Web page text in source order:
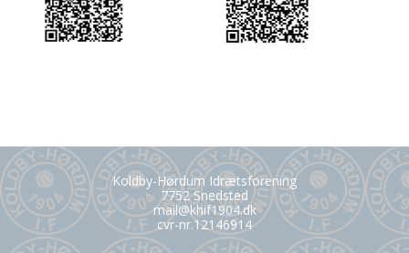
Koldby-Hørdum Idrætsforening
7752 Snedsted
mail@khif1904.dk
cvr-nr.12146914